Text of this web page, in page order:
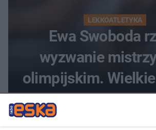
LEKKOATLETYKA
Ewa Swoboda
wyzwanie
olimpijskim.
podczas Silesia
Kamili